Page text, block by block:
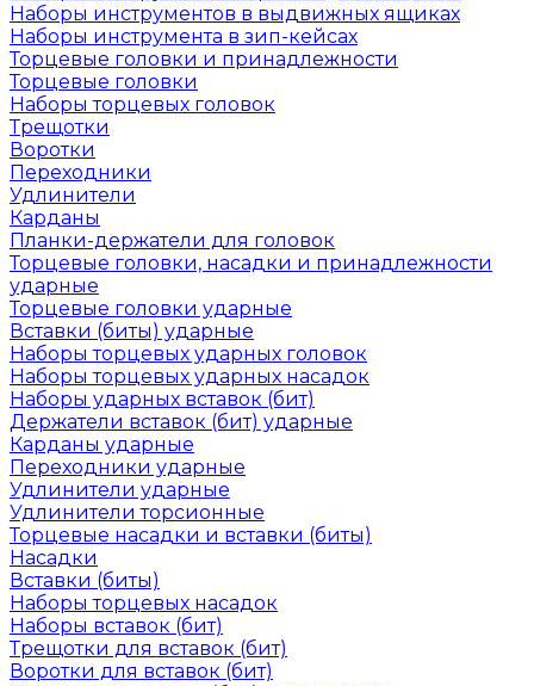
Наборы инструментов в выдвижных ящиках
Наборы инструмента в зип-кейсах
Торцевые головки и принадлежности
Торцевые головки
Наборы торцевых головок
Трещотки
Воротки
Переходники
Удлинители
Карданы
Планки-держатели для головок
Торцевые головки, насадки и принадлежности
ударные
Торцевые головки ударные
Вставки (биты) ударные
Наборы торцевых ударных головок
Наборы торцевых ударных насадок
Наборы ударных вставок (бит)
Держатели вставок (бит) ударные
Карданы ударные
Переходники ударные
Удлинители ударные
Удлинители торсионные
Торцевые насадки и вставки (биты)
Насадки
Вставки (биты)
Наборы торцевых насадок
Наборы вставок (бит)
Трещотки для вставок (бит)
Воротки для вставок (бит)